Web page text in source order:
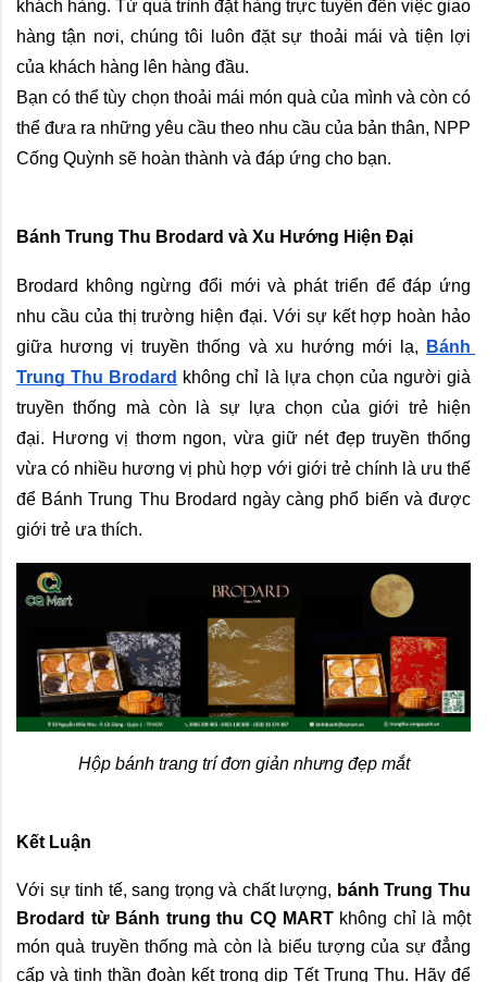
khách hàng. Từ quá trình đặt hàng trực tuyến đến việc giao
hàng tận nơi, chúng tôi luôn đặt sự thoải mái và tiện lợi
của khách hàng lên hàng đầu.
Bạn có thể tùy chọn thoải mái món quà của mình và còn có
thể đưa ra những yêu cầu theo nhu cầu của bản thân, NPP
Cống Quỳnh sẽ hoàn thành và đáp ứng cho bạn.
Bánh Trung Thu Brodard và Xu Hướng Hiện Đại
Brodard không ngừng đổi mới và phát triển để đáp ứng
nhu cầu của thị trường hiện đại. Với sự kết hợp hoàn hảo
giữa hương vị truyền thống và xu hướng mới lạ,
Bánh
Trung Thu Brodard không chỉ là lựa chọn của người già
truyền thống mà còn là sự lựa chọn của giới trẻ hiện
đại. Hương vị thơm ngon, vừa giữ nét đẹp truyền thống
vừa có nhiều hương vị phù hợp với giới trẻ chính là ưu thế
để Bánh Trung Thu Brodard ngày càng phổ biến và được
giới trẻ ưa thích.
Hộp bánh trang trí đơn giản nhưng đẹp mắt
Kết Luận
Với sự tinh tế, sang trọng và chất lượng, bánh Trung Thu
Brodard từ Bánh trung thu CQ MART không chỉ là một
món quà truyền thống mà còn là biểu tượng của sự đẳng
cấp và tinh thần đoàn kết trong dịp Tết Trung Thu. Hãy để